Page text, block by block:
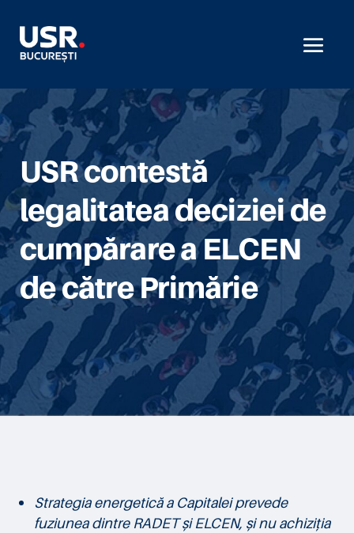
USR contestă
legalitatea deciziei de
cumpărare a ELCEN
de către Primărie
Strategia energetică a Capitalei prevede
fuziunea dintre RADET și ELCEN, și nu achiziția